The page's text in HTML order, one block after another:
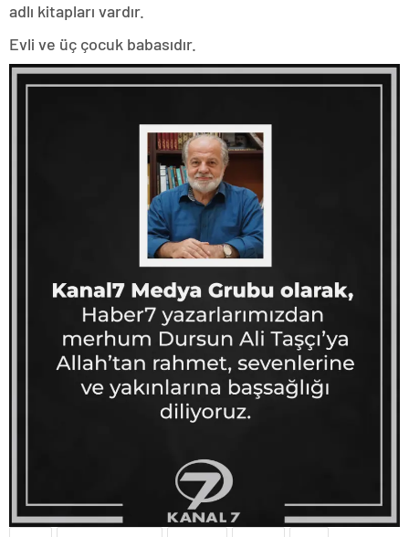
adlı kitapları vardır.
Evli ve üç çocuk babasıdır.